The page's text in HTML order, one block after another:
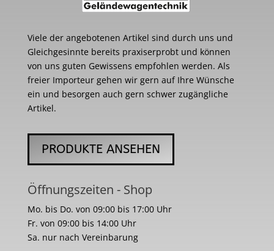
Viele der angebotenen Artikel sind durch uns und
Gleichgesinnte bereits praxiserprobt und können
von uns guten Gewissens empfohlen werden. Als
freier Importeur gehen wir gern auf Ihre Wünsche
ein und besorgen auch gern schwer zugängliche
Artikel.
PRODUKTE ANSEHEN
Öffnungszeiten - Shop
Mo. bis Do. von 09:00 bis 17:00 Uhr
Fr. von 09:00 bis 14:00 Uhr
Sa. nur nach Vereinbarung